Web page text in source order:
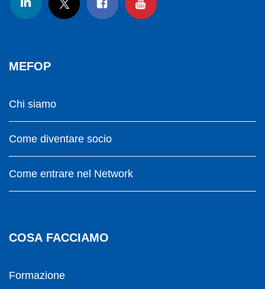
MEFOP
Chi siamo
Come diventare socio
Come entrare nel Network
COSA FACCIAMO
Formazione